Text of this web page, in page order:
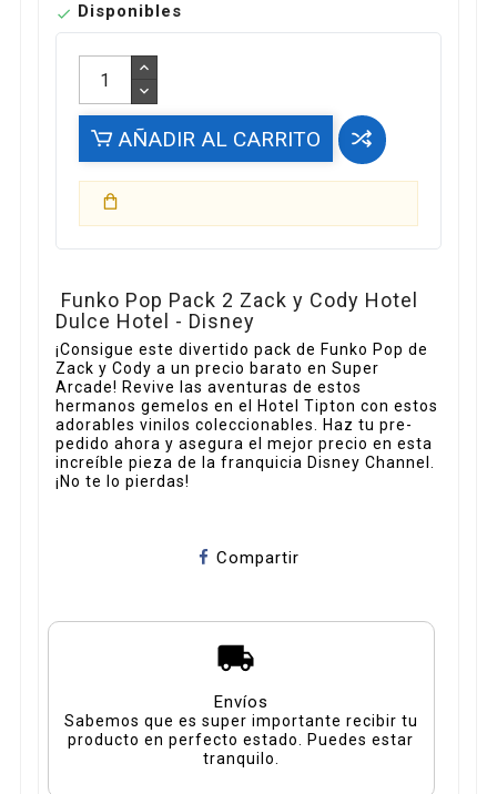
 Disponibles
AÑADIR AL CARRITO
Funko Pop Pack 2 Zack y Cody Hotel
Dulce Hotel - Disney
¡Consigue este divertido pack de Funko Pop de
Zack y Cody a un precio barato en Super
Arcade! Revive las aventuras de estos
hermanos gemelos en el Hotel Tipton con estos
adorables vinilos coleccionables. Haz tu pre-
pedido ahora y asegura el mejor precio en esta
increíble pieza de la franquicia Disney Channel.
¡No te lo pierdas!
Compartir
Envíos
Sabemos que es super importante recibir tu
producto en perfecto estado. Puedes estar
tranquilo.